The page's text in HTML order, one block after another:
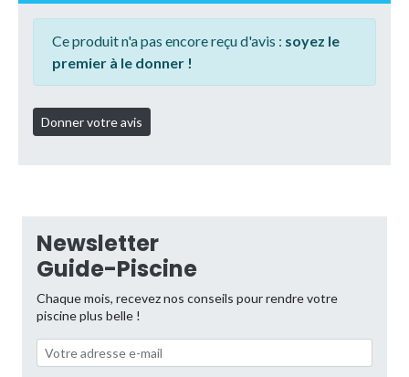
Ce produit n'a pas encore reçu d'avis : soyez le
premier à le donner !
Newsletter
Guide-Piscine
Chaque mois, recevez nos conseils pour rendre votre
piscine plus belle !